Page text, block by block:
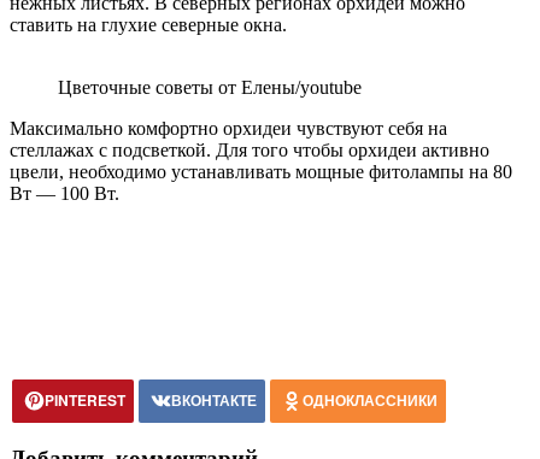
ставить на глухие северные окна.
Цветочные советы от Елены/youtube
Максимально комфортно орхидеи чувствуют себя на
стеллажах с подсветкой. Для того чтобы орхидеи активно
цвели, необходимо устанавливать мощные фитолампы на 80
Вт — 100 Вт.
PINTEREST ВКОНТАКТЕ ОДНОКЛАССНИКИ